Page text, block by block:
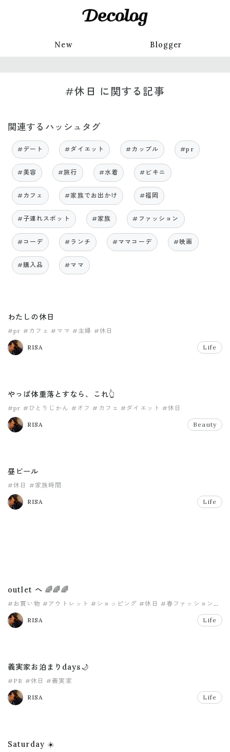
New Blogger
#休日 に関する記事
関連するハッシュタグ
#デート #ダイエット #カップル #pr
#美容 #旅行 #水着 #ビキニ
#カフェ #家族でお出かけ #福岡
#子連れスポット #家族 #ファッション
#コーデ #ランチ #ママコーデ #映画
#購入品 #ママ
わたしの休日
#pr #カフェ #ママ #主婦 #休日
RISA Life
やっぱ体重落とすなら、これ👆
#pr #ひとりじかん #オフ #カフェ #ダイエット #休日
RISA Beauty
昼ビール
#休日 #家族時間
RISA Life
outlet へ 🌈🌈🌈
#お買い物 #アウトレット #ショッピング #休日 #春ファッション
#購入品
RISA
Life
義実家お泊まりdays🌙
#PR #休日 #義実家
RISA Life
Saturday ☀️